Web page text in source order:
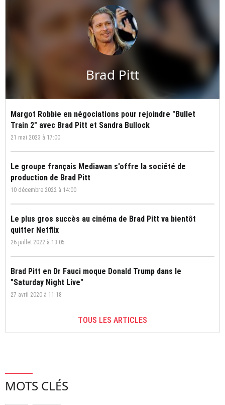
Brad Pitt
Margot Robbie en négociations pour rejoindre "Bullet
Train 2" avec Brad Pitt et Sandra Bullock
21 mai 2023 à 17:00
Le groupe français Mediawan s'offre la société de
production de Brad Pitt
10 décembre 2022 à 14:00
Le plus gros succès au cinéma de Brad Pitt va bientôt
quitter Netflix
26 juillet 2022 à 13:05
Brad Pitt en Dr Fauci moque Donald Trump dans le
"Saturday Night Live"
27 avril 2020 à 11:18
TOUS LES ARTICLES
MOTS CLÉS